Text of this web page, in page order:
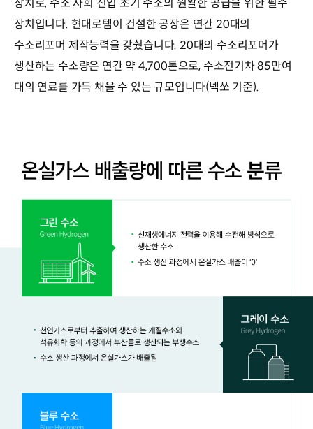
장치로, 수소 사회 진입 초기 수소의 원활한 공급을 위한 필수
장치입니다. 현대로템이 건설한 공장은 연간 20대의
수소리포머 제작능력을 갖췄습니다. 20대의 수소리포머가
생산하는 수소량은 연간 약 4,700톤으로, 수소전기차 85만여
대의 연료를 가득 채울 수 있는 규모입니다(넥쏘 기준).